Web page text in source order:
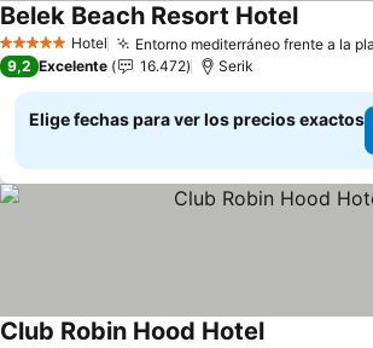
5 Estrellas Hotel Entorno mediterráneo frente a la
Belek Beach Resort HotelVer
9,2 Excelente 16.472 Serik
Elige fechas para ver los precios exactos
Club Robin Hood Hotel